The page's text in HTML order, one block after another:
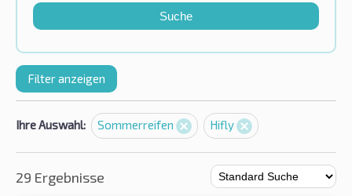
Suche
Filter anzeigen
Ihre Auswahl: Sommerreifen Hifly
29 Ergebnisse